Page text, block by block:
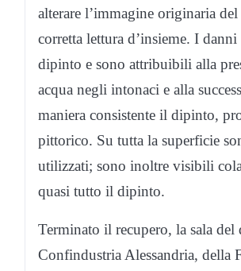
alterare l’immagine originaria
corretta lettura d’insieme. I
dipinto e sono attribuibili alla
acqua negli intonaci e alla
maniera consistente il dipinto,
pittorico. Su tutta la superficie
utilizzati; sono inoltre visibili
quasi tutto il dipinto.
Terminato il recupero, la sala del
Confindustria Alessandria, della